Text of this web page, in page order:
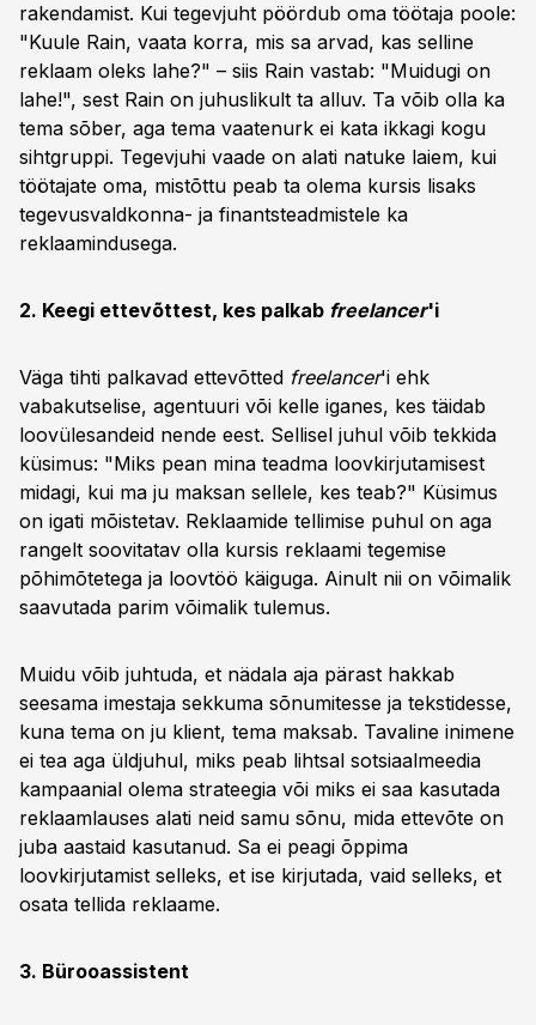
rakendamist. Kui tegevjuht pöördub oma töötaja poole:
"Kuule Rain, vaata korra, mis sa arvad, kas selline
reklaam oleks lahe?" – siis Rain vastab: "Muidugi on
lahe!", sest Rain on juhuslikult ta alluv. Ta võib olla ka
tema sõber, aga tema vaatenurk ei kata ikkagi kogu
sihtgruppi. Tegevjuhi vaade on alati natuke laiem, kui
töötajate oma, mistõttu peab ta olema kursis lisaks
tegevusvaldkonna- ja finantsteadmistele ka
reklaamindusega.
2. Keegi ettevõttest, kes palkab freelancer'i
Väga tihti palkavad ettevõtted freelancer'i ehk
vabakutselise, agentuuri või kelle iganes, kes täidab
loovülesandeid nende eest. Sellisel juhul võib tekkida
küsimus: "Miks pean mina teadma loovkirjutamisest
midagi, kui ma ju maksan sellele, kes teab?" Küsimus
on igati mõistetav. Reklaamide tellimise puhul on aga
rangelt soovitatav olla kursis reklaami tegemise
põhimõtetega ja loovtöö käiguga. Ainult nii on võimalik
saavutada parim võimalik tulemus.
Muidu võib juhtuda, et nädala aja pärast hakkab
seesama imestaja sekkuma sõnumitesse ja tekstidesse,
kuna tema on ju klient, tema maksab. Tavaline inimene
ei tea aga üldjuhul, miks peab lihtsal sotsiaalmeedia
kampaanial olema strateegia või miks ei saa kasutada
reklaamlauses alati neid samu sõnu, mida ettevõte on
juba aastaid kasutanud. Sa ei peagi õppima
loovkirjutamist selleks, et ise kirjutada, vaid selleks, et
osata tellida reklaame.
3. Bürooassistent